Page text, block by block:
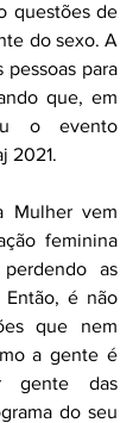
questões de
do sexo. A
pessoas para
que, em
o evento
2021.
Mulher vem
feminina
perdendo as
Então, é não
que nem
a gente é
gente das
do seu